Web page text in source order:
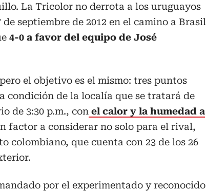
La Tricolor no derrota a los uruguayos
septiembre de 2012 en el camino a Brasil
4-0 a favor del equipo de José
el objetivo es el mismo: tres puntos
condición de la localía que se tratará de
de 3:30 p.m., con el calor y la humedad a
factor a considerar no solo para el rival,
colombiano, que cuenta con 23 de los 26
por el experimentado y reconocido